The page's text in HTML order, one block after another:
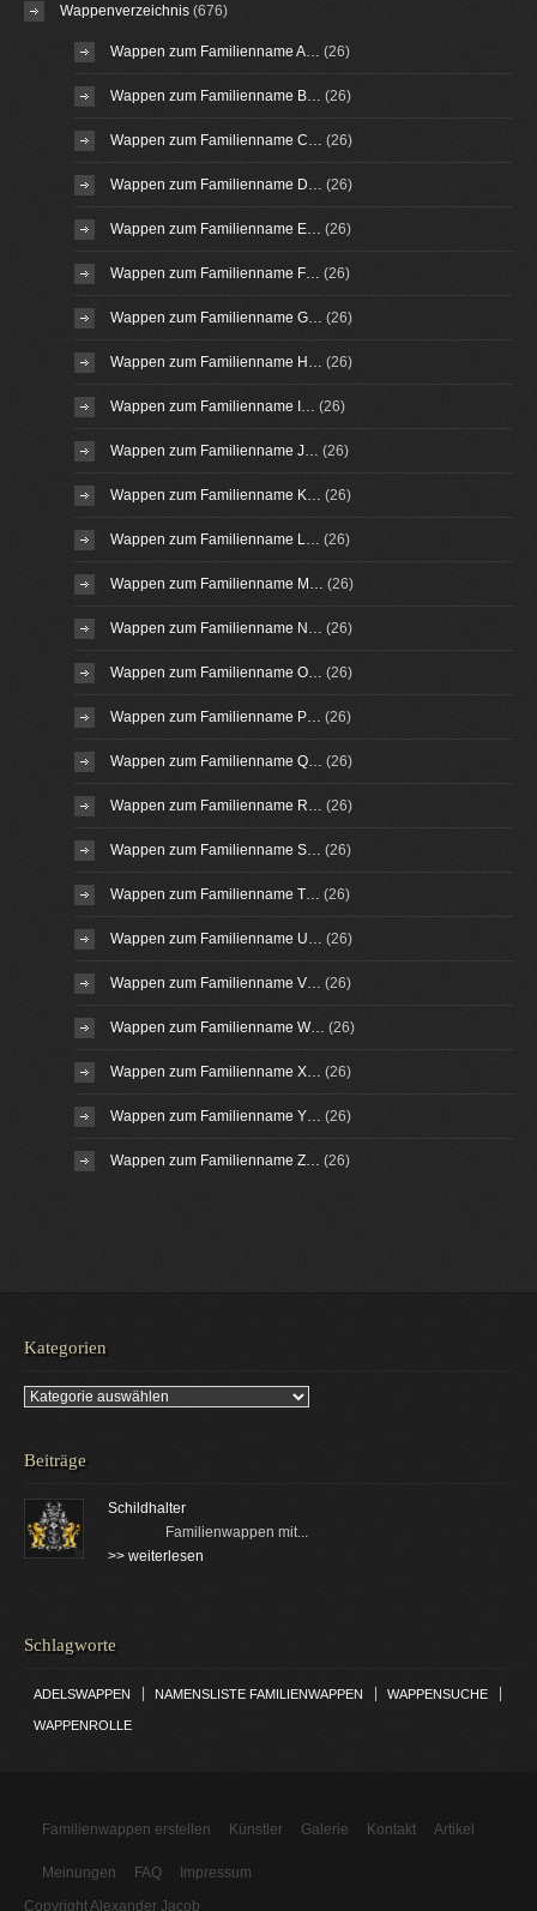
Wappenverzeichnis (676)
Wappen zum Familienname A… (26)
Wappen zum Familienname B… (26)
Wappen zum Familienname C… (26)
Wappen zum Familienname D… (26)
Wappen zum Familienname E… (26)
Wappen zum Familienname F… (26)
Wappen zum Familienname G… (26)
Wappen zum Familienname H… (26)
Wappen zum Familienname I… (26)
Wappen zum Familienname J… (26)
Wappen zum Familienname K… (26)
Wappen zum Familienname L… (26)
Wappen zum Familienname M… (26)
Wappen zum Familienname N… (26)
Wappen zum Familienname O… (26)
Wappen zum Familienname P… (26)
Wappen zum Familienname Q… (26)
Wappen zum Familienname R… (26)
Wappen zum Familienname S… (26)
Wappen zum Familienname T… (26)
Wappen zum Familienname U… (26)
Wappen zum Familienname V… (26)
Wappen zum Familienname W… (26)
Wappen zum Familienname X… (26)
Wappen zum Familienname Y… (26)
Wappen zum Familienname Z… (26)
Kategorien
Kategorien
Beiträge
Schildhalter
Familienwappen mit...
>> weiterlesen
Schlagworte
ADELSWAPPEN | NAMENSLISTE FAMILIENWAPPEN | WAPPENSUCHE |
WAPPENROLLE
Familienwappen erstellen Künstler Galerie Kontakt Artikel
Meinungen FAQ
Impressum
Copyright Alexander Jacob